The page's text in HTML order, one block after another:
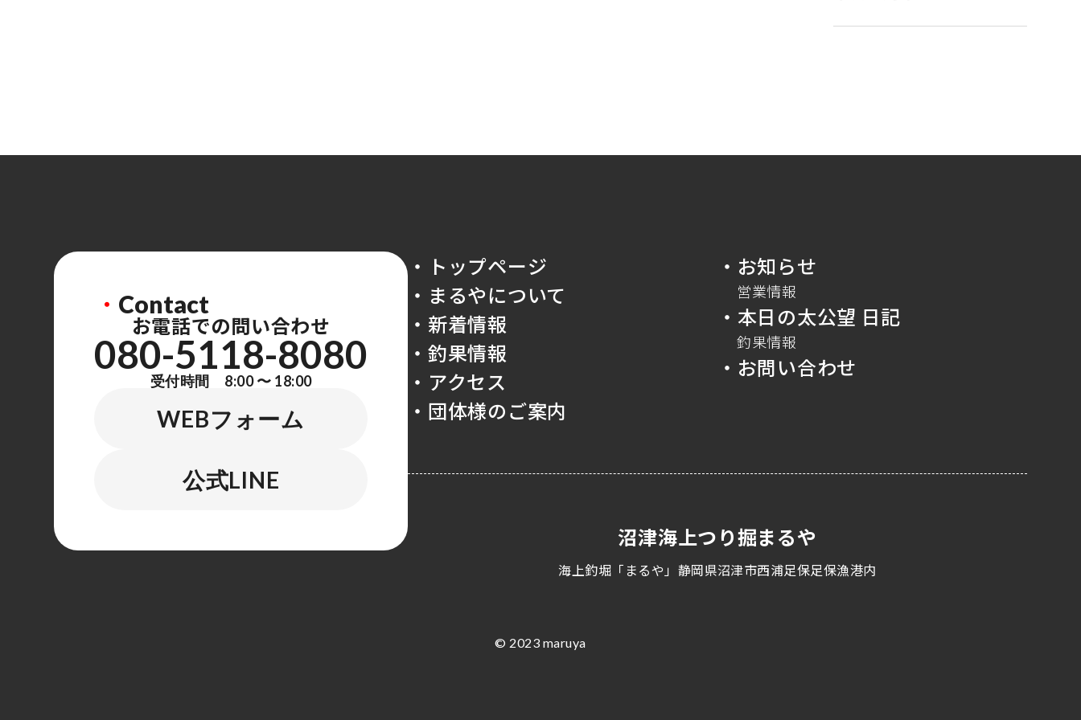
・ Contact
お電話での問い合わせ
080-5118-8080
受付時間 8:00 〜 18:00
WEBフォーム
公式LINE
・トップページ
・まるやについて
・新着情報
・釣果情報
・アクセス
・団体様のご案内
・お知らせ
営業情報
・本日の太公望 日記
釣果情報
・お問い合わせ
沼津海上つり掘まるや
海上釣堀「まるや」静岡県沼津市西浦足保足保漁港内
© 2023 maruya